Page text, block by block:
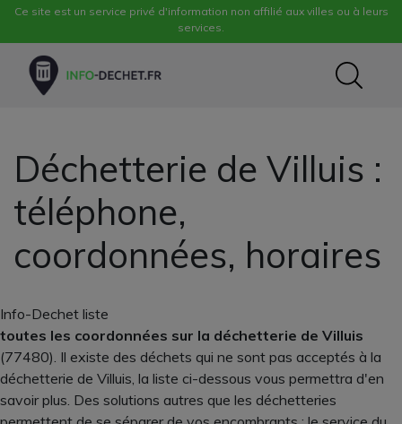
Ce site est un service privé d'information non affilié aux villes ou à leurs
services.
Déchetterie de Villuis :
téléphone,
coordonnées, horaires
Info-Dechet liste
toutes les coordonnées sur la déchetterie de Villuis
(77480). Il existe des déchets qui ne sont pas acceptés à la
déchetterie de Villuis, la liste ci-dessous vous permettra d'en
savoir plus. Des solutions autres que les déchetteries